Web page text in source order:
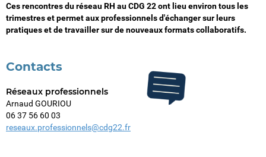
Ces rencontres du réseau RH au CDG 22 ont lieu environ tous les
trimestres et permet aux professionnels d'échanger sur leurs
pratiques et de travailler sur de nouveaux formats collaboratifs.
Contacts
Réseaux professionnels
Arnaud GOURIOU
06 37 56 60 03
reseaux.professionnels@cdg22.fr